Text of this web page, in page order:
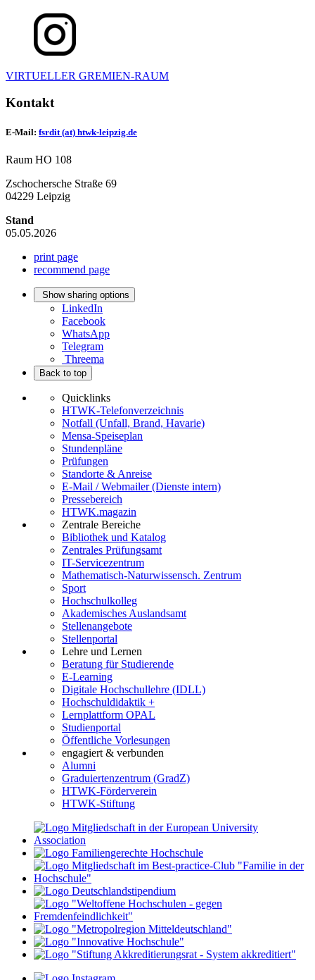
VIRTUELLER GREMIEN-RAUM
Kontakt
E-Mail: fsrdit (at) htwk-leipzig.de
Raum HO 108
Zschochersche Straße 69
04229 Leipzig
Stand
05.05.2026
print page
recommend page
Show sharing options
LinkedIn
Facebook
WhatsApp
Telegram
Threema
Back to top
Quicklinks
HTWK-Telefonverzeichnis
Notfall (Unfall, Brand, Havarie)
Mensa-Speiseplan
Stundenpläne
Prüfungen
Standorte & Anreise
E-Mail / Webmailer (Dienste intern)
Pressebereich
HTWK.magazin
Zentrale Bereiche
Bibliothek und Katalog
Zentrales Prüfungsamt
IT-Servicezentrum
Mathematisch-Naturwissensch. Zentrum
Sport
Hochschulkolleg
Akademisches Auslandsamt
Stellenangebote
Stellenportal
Lehre und Lernen
Beratung für Studierende
E-Learning
Digitale Hochschullehre (IDLL)
Hochschuldidaktik +
Lernplattform OPAL
Studienportal
Öffentliche Vorlesungen
engagiert & verbunden
Alumni
Graduiertenzentrum (GradZ)
HTWK-Förderverein
HTWK-Stiftung